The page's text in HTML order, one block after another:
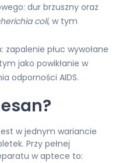
dur brzuszny oraz
coli, w tym
płuc wywołane
jako powikłanie w
odporności AIDS.
w jednym wariancie
Przy pełnej
w aptece to: